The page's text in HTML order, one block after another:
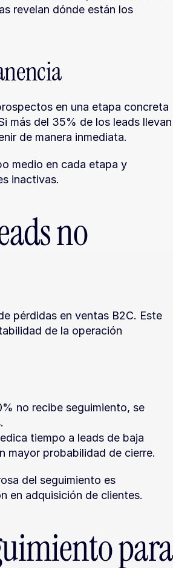
revelan dónde están los
en una etapa concreta
más del 35% de los leads llevan
de manera inmediata.
medio en cada etapa y
inactivas.
no
pérdidas en ventas B2C. Este
de la operación
no recibe seguimiento, se
tiempo a leads de baja
mayor probabilidad de cierre.
del seguimiento es
en adquisición de clientes.
para